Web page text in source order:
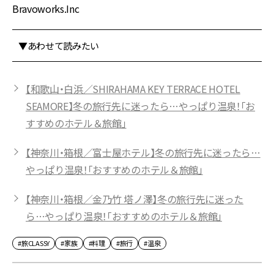
Bravoworks.Inc
▼あわせて読みたい
【和歌山・白浜／SHIRAHAMA KEY TERRACE HOTEL
SEAMORE】冬の旅行先に迷ったら…やっぱり温泉！「お
すすめのホテル＆旅館」
【神奈川・箱根／富士屋ホテル】冬の旅行先に迷ったら…
やっぱり温泉！「おすすめのホテル＆旅館」
【神奈川・箱根／金乃竹 塔ノ澤】冬の旅行先に迷った
ら…やっぱり温泉！「おすすめのホテル＆旅館」
#旅CLASSY #家族 #料理 #旅行 #温泉